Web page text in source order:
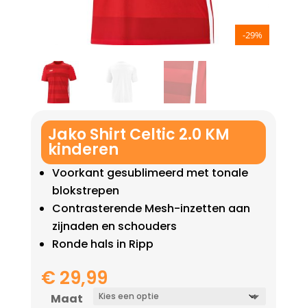
-29%
Jako Shirt Celtic 2.0 KM
kinderen
Voorkant gesublimeerd met tonale
blokstrepen
Contrasterende Mesh-inzetten aan
zijnaden en schouders
Ronde hals in Ripp
€ 29,99
Maat